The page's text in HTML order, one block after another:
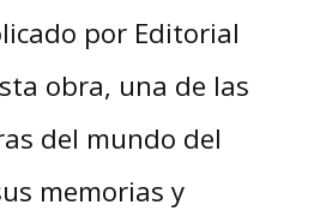
por Editorial
obra, una de las
del mundo del
memorias y